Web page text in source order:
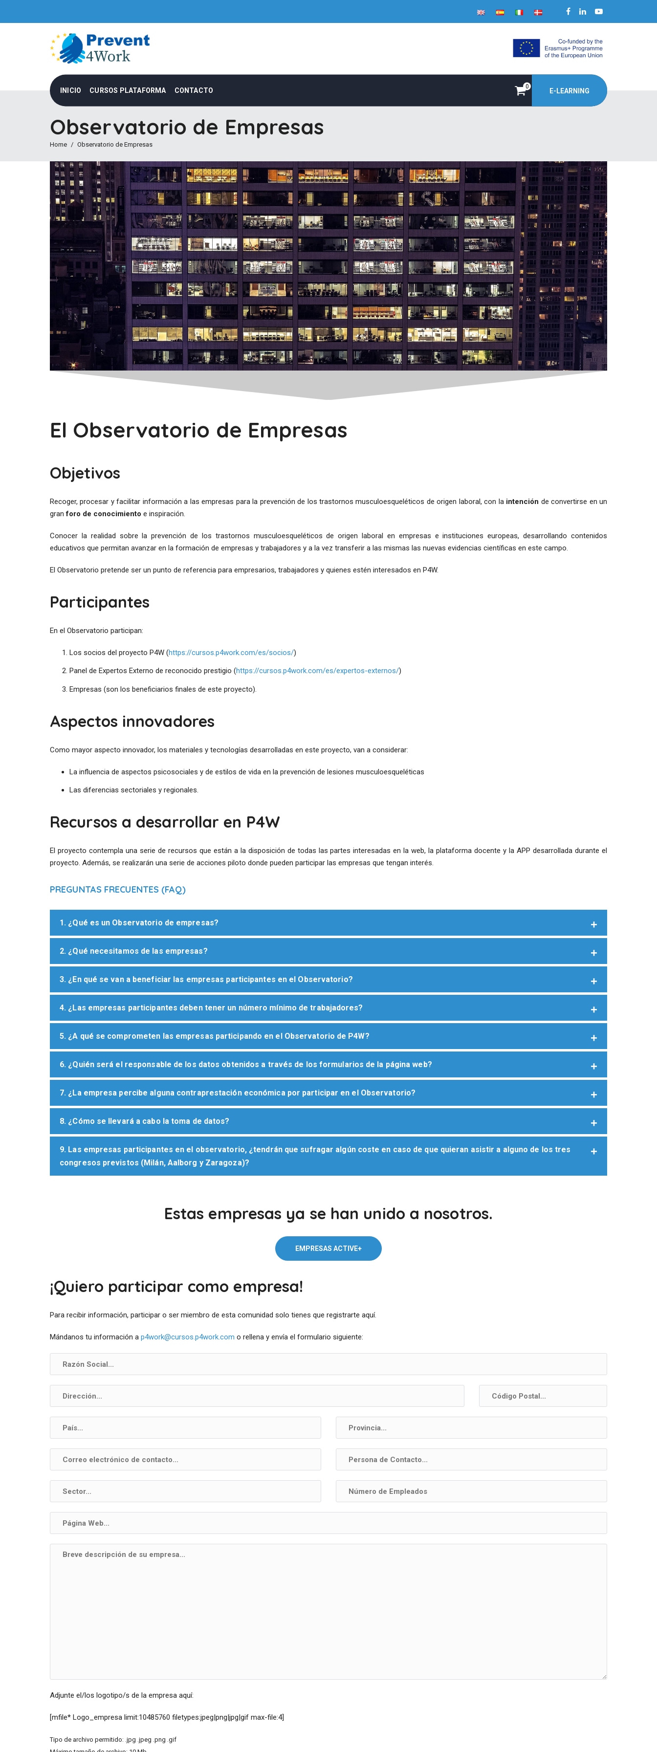
INICIO CURSOS PLATAFORMA CONTACTO
0
E-LEARNING
Observatorio de Empresas
Home Observatorio de Empresas
El Observatorio de Empresas
Objetivos
Recoger, procesar y facilitar información a las empresas para la prevención de los trastornos musculoesqueléticos de origen laboral, con la intención de convertirse en un
granforo de conocimiento e inspiración.
Conocer la realidad sobre la prevención de los trastornos musculoesqueléticos de origen laboral en empresas e instituciones europeas, desarrollando contenidos
educativos que permitan avanzar en la formación de empresas y trabajadores y a la vez transferir a las mismas las nuevas evidencias científicas en este campo.
El Observatorio pretende ser un punto de referencia para empresarios, trabajadores y quienes estén interesados en P4W.
Participantes
En el Observatorio participan:
Los socios del proyecto P4W (https://cursos.p4work.com/es/socios/)
Panel de Expertos Externo de reconocido prestigio (https://cursos.p4work.com/es/expertos-externos/)
Empresas (son los beneficiarios finales de este proyecto).
Aspectos innovadores
Como mayor aspecto innovador, los materiales y tecnologías desarrolladas en este proyecto, van a considerar:
La influencia de aspectos psicosociales y de estilos de vida en la prevención de lesiones musculoesqueléticas
Las diferencias sectoriales y regionales.
Recursos a desarrollar en P4W
El proyecto contempla una serie de recursos que están a la disposición de todas las partes interesadas en la web, la plataforma docente y la APP desarrollada durante el
proyecto. Además, se realizarán una serie de acciones piloto donde pueden participar las empresas que tengan interés.
PREGUNTAS FRECUENTES (FAQ)
1. ¿Qué es un Observatorio de empresas?
2. ¿Qué necesitamos de las empresas?
3. ¿En qué se van a beneficiar las empresas participantes en el Observatorio?
4. ¿Las empresas participantes deben tener un número mínimo de trabajadores?
5. ¿A qué se comprometen las empresas participando en el Observatorio de P4W?
6. ¿Quién será el responsable de los datos obtenidos a través de los formularios de la página web?
7. ¿La empresa percibe alguna contraprestación económica por participar en el Observatorio?
8. ¿Cómo se llevará a cabo la toma de datos?
9. Las empresas participantes en el observatorio, ¿tendrán que sufragar algún coste en caso de que quieran asistir a alguno de los tres
congresos previstos (Milán, Aalborg y Zaragoza)?
Estas empresas ya se han unido a nosotros.
EMPRESAS ACTIVE+
¡Quiero participar como empresa!
Para recibir información, participar o ser miembro de esta comunidad solo tienes que registrarte aquí.
Mándanos tu información a p4work@cursos.p4work.com o rellena y envía el formulario siguiente:
Adjunte el/los logotipo/s de la empresa aquí:
[mfile* Logo_empresa limit:10485760 filetypes:jpeg|png|jpg|gif max-file:4]
Tipo de archivo permitido: .jpg .jpeg .png .gif